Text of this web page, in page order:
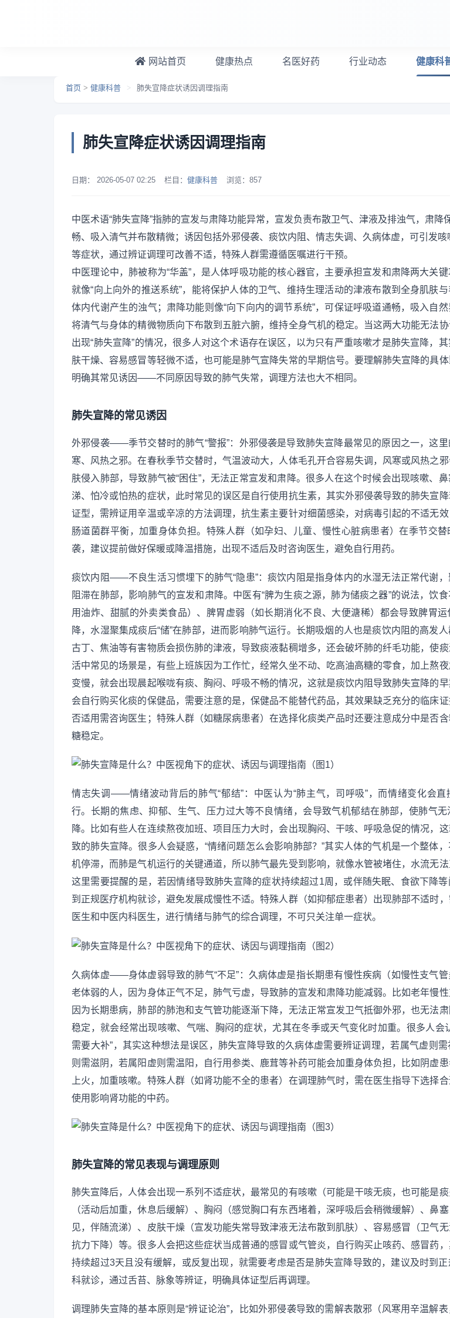
网站首页 健康热点 名医好药 行业动态 健康科
首页 > 健康科普 > 肺失宣降症状诱因调理指南
肺失宣降症状诱因调理指南
日期： 2026-05-07 02:25 栏目： 健康科普 浏览： 857
中医术语“肺失宣降”指肺的宣发与肃降功能异常，宣发负责布散卫气、津液及排浊气，肃降
畅、吸入清气并布散精微；诱因包括外邪侵袭、痰饮内阻、情志失调、久病体虚，可引发咳
等症状，通过辨证调理可改善不适，特殊人群需遵循医嘱进行干预。
中医理论中，肺被称为“华盖”，是人体呼吸功能的核心器官，主要承担宣发和肃降两大关
就像“向上向外的推送系统”，能将保护人体的卫气、维持生理活动的津液布散到全身肌肤
体内代谢产生的浊气；肃降功能则像“向下向内的调节系统”，可保证呼吸道通畅，吸入自
将清气与身体的精微物质向下布散到五脏六腑，维持全身气机的稳定。当这两大功能无法
出现“肺失宣降”的情况，很多人对这个术语存在误区，以为只有严重咳嗽才是肺失宣降，
肤干燥、容易感冒等轻微不适，也可能是肺气宣降失常的早期信号。要理解肺失宣降的具
明确其常见诱因——不同原因导致的肺气失常，调理方法也大不相同。
肺失宣降的常见诱因
外邪侵袭——季节交替时的肺气“警报”：外邪侵袭是导致肺失宣降最常见的原因之一，这
寒、风热之邪。在春秋季节交替时，气温波动大，人体毛孔开合容易失调，风寒或风热之
肤侵入肺部，导致肺气被“困住”，无法正常宣发和肃降。很多人在这个时候会出现咳嗽、
涕、怕冷或怕热的症状，此时常见的误区是自行使用抗生素，其实外邪侵袭导致的肺失宣
证型，需辨证用辛温或辛凉的方法调理，抗生素主要针对细菌感染，对病毒引起的不适无
肠道菌群平衡，加重身体负担。特殊人群（如孕妇、儿童、慢性心脏病患者）在季节交
袭，建议提前做好保暖或降温措施，出现不适后及时咨询医生，避免自行用药。
痰饮内阻——不良生活习惯埋下的肺气“隐患”：痰饮内阻是指身体内的水湿无法正常代谢，
阻滞在肺部，影响肺气的宣发和肃降。中医有“脾为生痰之源，肺为储痰之器”的说法，饮
用油炸、甜腻的外卖类食品）、脾胃虚弱（如长期消化不良、大便溏稀）都会导致脾胃
降，水湿聚集成痰后“储”在肺部，进而影响肺气运行。长期吸烟的人也是痰饮内阻的高发
古丁、焦油等有害物质会损伤肺的津液，导致痰液黏稠增多，还会破坏肺的纤毛功能，使
活中常见的场景是，有些上班族因为工作忙，经常久坐不动、吃高油高糖的零食，加上熬
变慢，就会出现晨起喉咙有痰、胸闷、呼吸不畅的情况，这就是痰饮内阻导致肺失宣降的
会自行购买化痰的保健品，需要注意的是，保健品不能替代药品，其效果缺乏充分的临床
否适用需咨询医生；特殊人群（如糖尿病患者）在选择化痰类产品时还要注意成分中是否
糖稳定。
情志失调——情绪波动背后的肺气“郁结”：中医认为“肺主气，司呼吸”，而情绪变化会直
行。长期的焦虑、抑郁、生气、压力过大等不良情绪，会导致气机郁结在肺部，使肺气
降。比如有些人在连续熬夜加班、项目压力大时，会出现胸闷、干咳、呼吸急促的情况，
致的肺失宣降。很多人会疑惑，“情绪问题怎么会影响肺部？”其实人体的气机是一个整体
机停滞，而肺是气机运行的关键通道，所以肺气最先受到影响，就像水管被堵住，水流无法
这里需要提醒的是，若因情绪导致肺失宣降的症状持续超过1周，或伴随失眠、食欲下降
到正规医疗机构就诊，避免发展成慢性不适。特殊人群（如抑郁症患者）出现肺部不适时
医生和中医内科医生，进行情绪与肺气的综合调理，不可只关注单一症状。
久病体虚——身体虚弱导致的肺气“不足”：久病体虚是指长期患有慢性疾病（如慢性支气
老体弱的人，因为身体正气不足，肺气亏虚，导致肺的宣发和肃降功能减弱。比如老年慢性
因为长期患病，肺部的肺泡和支气管功能逐渐下降，无法正常宣发卫气抵御外邪，也无法
稳定，就会经常出现咳嗽、气喘、胸闷的症状，尤其在冬季或天气变化时加重。很多人会
需要大补”，其实这种想法是误区，肺失宣降导致的久病体虚需要辨证调理，若属气虚则
则需滋阴，若属阳虚则需温阳，自行用参类、鹿茸等补药可能会加重身体负担，比如阴虚
上火，加重咳嗽。特殊人群（如肾功能不全的患者）在调理肺气时，需在医生指导下选择
使用影响肾功能的中药。
肺失宣降的常见表现与调理原则
肺失宣降后，人体会出现一系列不适症状，最常见的有咳嗽（可能是干咳无痰，也可能是
（活动后加重，休息后缓解）、胸闷（感觉胸口有东西堵着，深呼吸后会稍微缓解）、鼻
见，伴随流涕）、皮肤干燥（宣发功能失常导致津液无法布散到肌肤）、容易感冒（卫气
抗力下降）等。很多人会把这些症状当成普通的感冒或气管炎，自行购买止咳药、感冒药
持续超过3天且没有缓解，或反复出现，就需要考虑是否是肺失宣降导致的，建议及时到
科就诊，通过舌苔、脉象等辨证，明确具体证型后再调理。
调理肺失宣降的基本原则是“辨证论治”，比如外邪侵袭导致的需解表散邪（风寒用辛温解